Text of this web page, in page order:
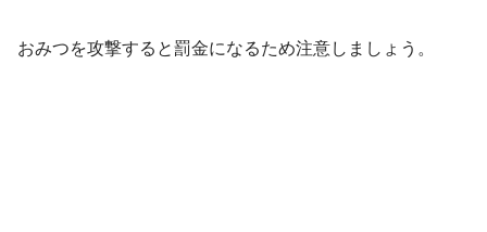
おみつを攻撃すると罰金になるため注意しましょう。